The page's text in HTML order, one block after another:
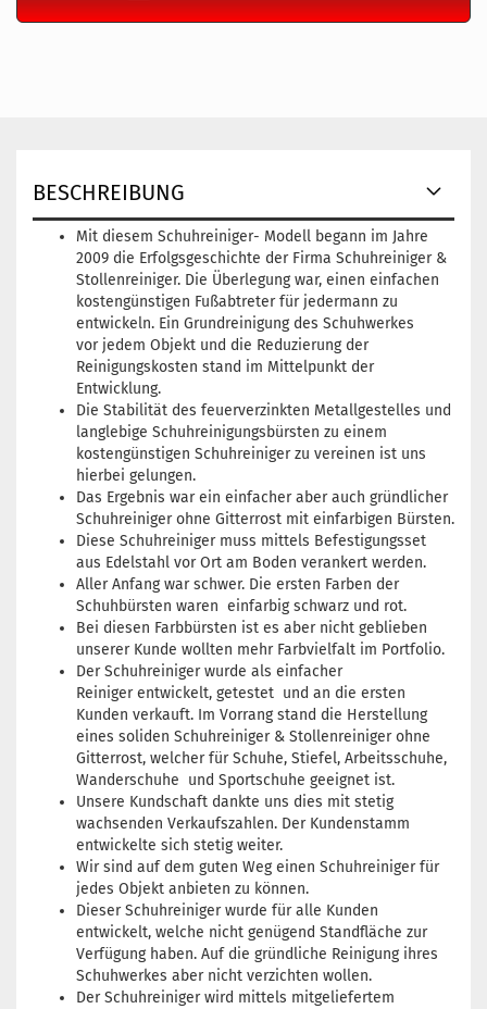
BESCHREIBUNG
Mit diesem Schuhreiniger- Modell begann im Jahre
2009 die Erfolgsgeschichte der Firma Schuhreiniger &
Stollenreiniger. Die Überlegung war, einen einfachen
kostengünstigen Fußabtreter für jedermann zu
entwickeln. Ein Grundreinigung des Schuhwerkes
vor jedem Objekt und die Reduzierung der
Reinigungskosten stand im Mittelpunkt der
Entwicklung.
Die Stabilität des feuerverzinkten Metallgestelles und
langlebige Schuhreinigungsbürsten zu einem
kostengünstigen Schuhreiniger zu vereinen ist uns
hierbei gelungen.
Das Ergebnis war ein einfacher aber auch gründlicher
Schuhreiniger ohne Gitterrost mit einfarbigen Bürsten.
Diese Schuhreiniger muss mittels Befestigungsset
aus Edelstahl vor Ort am Boden verankert werden.
Aller Anfang war schwer. Die ersten Farben der
Schuhbürsten waren einfarbig schwarz und rot.
Bei diesen Farbbürsten ist es aber nicht geblieben
unserer Kunde wollten mehr Farbvielfalt im Portfolio.
Der Schuhreiniger wurde als einfacher
Reiniger entwickelt, getestet und an die ersten
Kunden verkauft. Im Vorrang stand die Herstellung
eines soliden Schuhreiniger & Stollenreiniger ohne
Gitterrost, welcher für Schuhe, Stiefel, Arbeitsschuhe,
Wanderschuhe und Sportschuhe geeignet ist.
Unsere Kundschaft dankte uns dies mit stetig
wachsenden Verkaufszahlen. Der Kundenstamm
entwickelte sich stetig weiter.
Wir sind auf dem guten Weg einen Schuhreiniger für
jedes Objekt anbieten zu können.
Dieser Schuhreiniger wurde für alle Kunden
entwickelt, welche nicht genügend Standfläche zur
Verfügung haben. Auf die gründliche Reinigung ihres
Schuhwerkes aber nicht verzichten wollen.
Der Schuhreiniger wird mittels mitgeliefertem